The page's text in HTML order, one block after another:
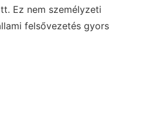
Ez nem személyzeti
felsővezetés gyors